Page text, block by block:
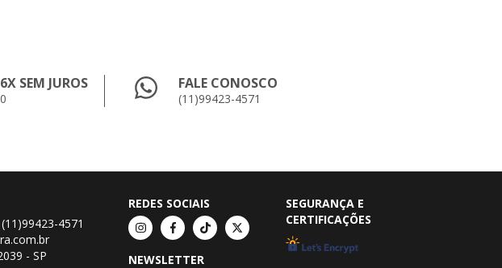
SEM JUROS FALE CONOSCO
(11)99423-4571
4571
- SP
REDES SOCIAIS
NEWSLETTER
SEGURANÇA E
CERTIFICAÇÕES